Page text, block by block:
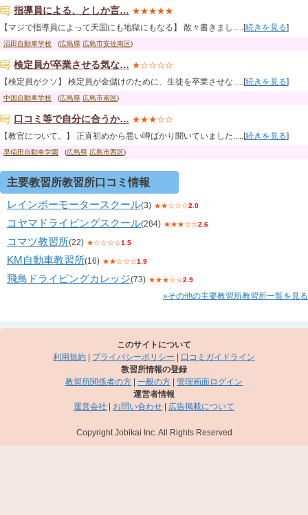
指導員による、としか言… ★★★★★
【マジで指導員によって天国にも地獄にもなる】 散々書きまし.....[続きを見る]
沼田自動車学校 (広島県 広島市安佐南区)
検定員が卒業させる気な… ★☆☆☆☆
【検定員がクソ】 検定員が金儲けのために、生徒を卒業させな.....[続きを見る]
中国自動車学校 (広島県 広島市南区)
口コミ等で自分に合うか… ★★★☆☆
【教官について。】 正直初めから悪い噂ばかり聞いていました.....[続きを見る]
早稲田自動車学園 (広島県 広島市西区)
主要教習所教習所口コミ情報
レインボーモータースクール(3) ★★☆☆☆2.0
コヤマドライビングスクール(264) ★★★☆☆2.6
コマツ教習所(22) ★☆☆☆☆1.5
KM自動車教習所(16) ★★☆☆☆1.9
飛鳥ドライビングカレッジ(73) ★★★☆☆2.9
»その他の主要教習所教習所一覧を見る
このサイトについて
利用規約
プライバシーポリシー
口コミガイドライン
教習所情報の登録
教習所関係者の方
一般の方
管理画面ログイン
運営者情報
運営会社
お問い合わせ 広告掲載について
Copyright Jobikai Inc. All Rights Reserved